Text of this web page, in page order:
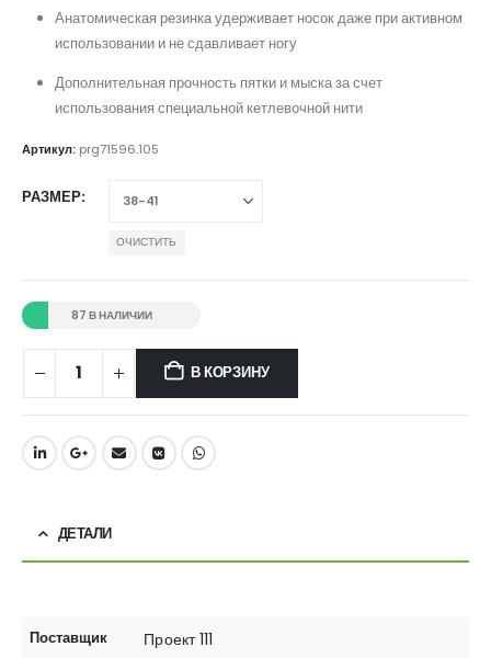
Анатомическая резинка удерживает носок даже при активном
использовании и не сдавливает ногу
Дополнительная прочность пятки и мыска за счет
использования специальной кетлевочной нити
Артикул: prg71596.105
РАЗМЕР
ОЧИСТИТЬ
87 В НАЛИЧИИ
В КОРЗИНУ
ДЕТАЛИ
Поставщик Проект 111